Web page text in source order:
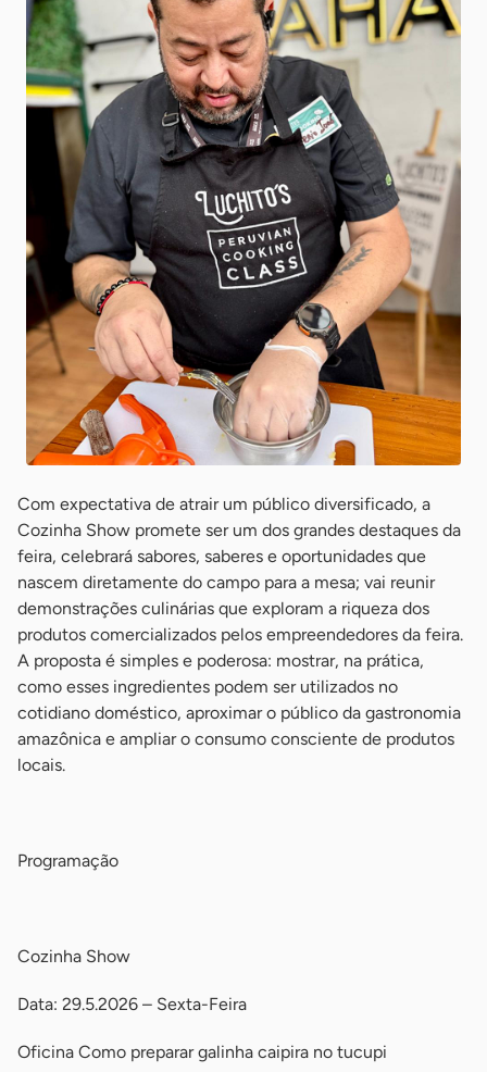
Com expectativa de atrair um público diversificado, a
Cozinha Show promete ser um dos grandes destaques da
feira, celebrará sabores, saberes e oportunidades que
nascem diretamente do campo para a mesa; vai reunir
demonstrações culinárias que exploram a riqueza dos
produtos comercializados pelos empreendedores da feira.
A proposta é simples e poderosa: mostrar, na prática,
como esses ingredientes podem ser utilizados no
cotidiano doméstico, aproximar o público da gastronomia
amazônica e ampliar o consumo consciente de produtos
locais.
Programação
Cozinha Show
Data: 29.5.2026 – Sexta-Feira
Oficina Como preparar galinha caipira no tucupi